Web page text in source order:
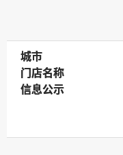
城市
城市
门店名称
门店名称
信息公示
信息公示